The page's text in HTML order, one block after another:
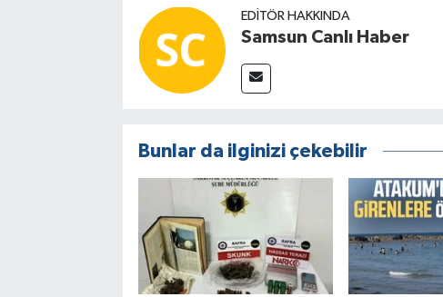
EDITÖR HAKKINDA
Samsun Canlı Haber
Bunlar da ilginizi çekebilir